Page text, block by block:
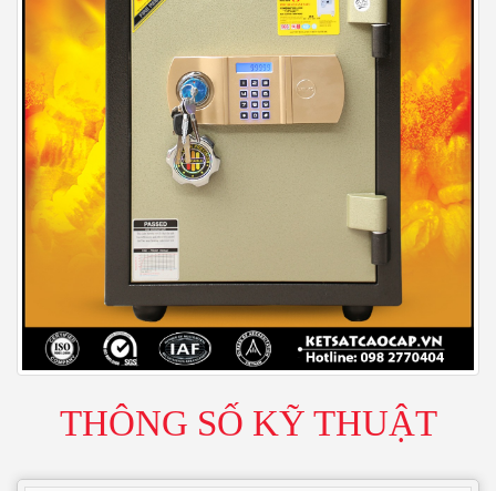
THÔNG SỐ KỸ THUẬT